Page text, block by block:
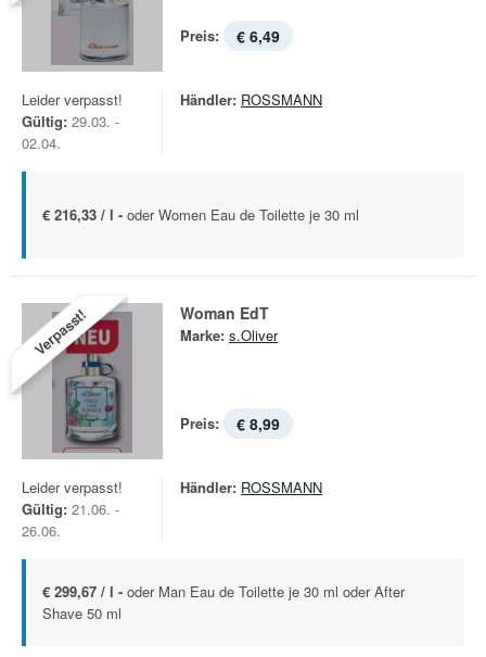
Preis: € 6,49
Leider verpasst!
Gültig: 29.03. -
02.04.
Händler: ROSSMANN
€ 216,33 / l - oder Women Eau de Toilette je 30 ml
Verpasst! Woman EdT
Marke: s.Oliver
Preis: € 8,99
Leider verpasst!
Gültig: 21.06. -
26.06.
Händler: ROSSMANN
€ 299,67 / l - oder Man Eau de Toilette je 30 ml oder After
Shave 50 ml